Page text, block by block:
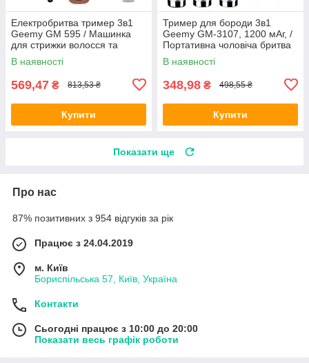
Електробритва тример 3в1
Geemy GM 595 / Машинка
для стрижки волосся та
бороди / Акумуляторний
тример для носа
В наявності
569,47 ₴ 813,53 ₴
Купити
Тример для бороди 3в1
Geemy GM-3107, 1200 мАг, /
Портативна чоловіча бритва
для обличчя, носа та вух
В наявності
348,98 ₴ 498,55 ₴
Купити
Показати ще
Про нас
87% позитивних з 954 відгуків за рік
Працює з 24.04.2019
м. Київ
Бориспільська 57, Київ, Україна
Контакти
Сьогодні працює з 10:00 до 20:00
Показати весь графік роботи